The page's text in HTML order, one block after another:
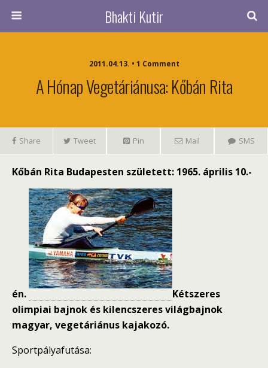
Bhakti Kutir
2011.04.13. • 1 Comment
A Hónap Vegetáriánusa: Kőbán Rita
Share Tweet Pin Mail SMS
Kőbán Rita Budapesten született: 1965. április 10.-
én.
Kétszeres
olimpiai bajnok és kilencszeres világbajnok
magyar, vegetáriánus kajakozó.
Sportpályafutása: